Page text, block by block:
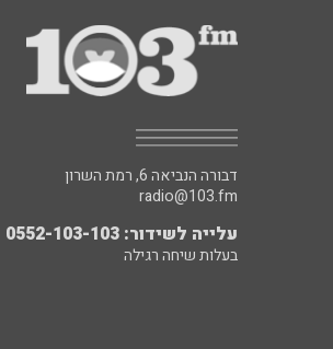
דבורה הנביאה 6, רמת השרון
radio@103.fm
עלייה לשידור: 0552-103-103
בעלות שיחה רגילה